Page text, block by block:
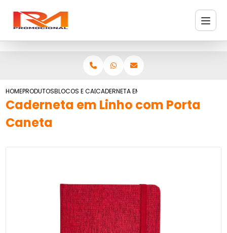
HOMEPRODUTOSBLOCOS E CADERNETASCADERNETA EM LINHO COM PORTA CANETA
Caderneta em Linho com Porta
Caneta